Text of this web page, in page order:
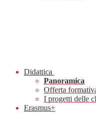
Didattica
Panoramica
Offerta
I progetti delle
Erasmus+